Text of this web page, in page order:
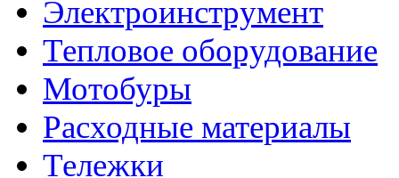
Электроинструмент
Тепловое оборудование
Мотобуры
Расходные материалы
Тележки